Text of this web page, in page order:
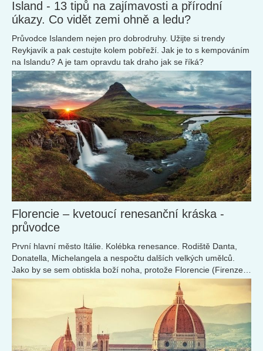
Island - 13 tipů na zajímavosti a přírodní
úkazy. Co vidět zemi ohně a ledu?
Průvodce Islandem nejen pro dobrodruhy. Užijte si trendy
Reykjavík a pak cestujte kolem pobřeží. Jak je to s kempováním
na Islandu? A je tam opravdu tak draho jak se říká?
Florencie – kvetoucí renesanční kráska -
průvodce
První hlavní město Itálie. Kolébka renesance. Rodiště Danta,
Donatella, Michelangela a nespočtu dalších velkých umělců.
Jako by se sem obtiskla boží noha, protože Florencie (Firenze),
doslova „kvetoucí“, je toskánské město umělců, kultury a
honosné architektury.